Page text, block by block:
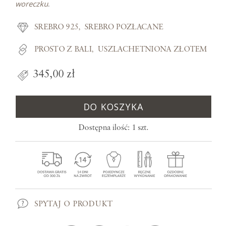
woreczku.
SREBRO 925 SREBRO POZŁACANE
PROSTO Z BALI USZLACHETNIONA ZŁOTEM
345,00 zł
DO KOSZYKA
Dostępna ilość: 1 szt.
SPYTAJ O PRODUKT